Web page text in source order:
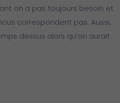
on a pas toujours besoin et
correspondent pas. Aussi,
dessus alors qu’on aurait